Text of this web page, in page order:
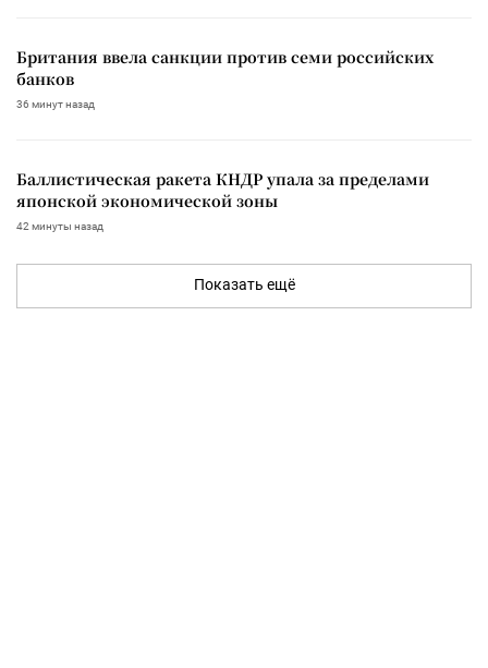
Британия ввела санкции против семи российских
банков
36 минут назад
Баллистическая ракета КНДР упала за пределами
японской экономической зоны
42 минуты назад
Показать ещё